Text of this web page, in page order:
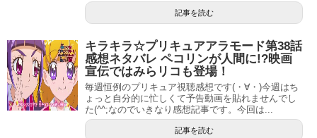
ジャンル 舞台、テレビドラマ
引用元：Wikipedia
ということで、森なな子さんのプロフィールはコチラ。
記事を読む
キラキラ☆プリキュアアラモード第38話
感想ネタバレ ペコリンが人間に!?映画
宣伝ではみらリコも登場！
毎週恒例のプリキュア視聴感想です(・∀・)今週はち
ょっと自分的に忙しくて予告動画を貼れませんでし
た(^^;なのでいきなり感想記事です。今回は...
記事を読む